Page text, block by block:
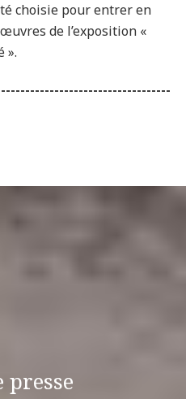
choisie pour entrer en
de l’exposition «
».
presse